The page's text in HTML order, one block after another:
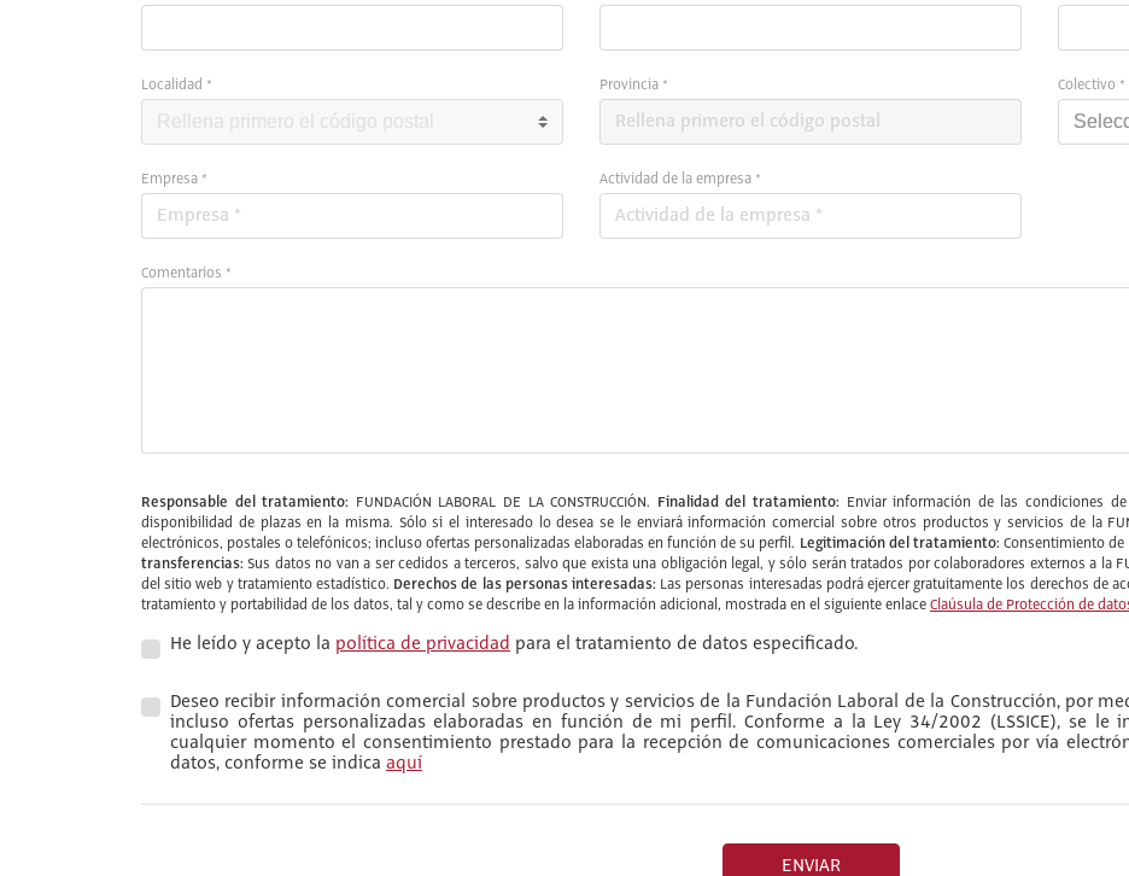
Localidad * Provincia * Colectivo *
Empresa * Actividad de la empresa *
Comentarios *
Responsable del tratamiento: FUNDACIÓN LABORAL DE LA CONSTRUCCIÓN. Finalidad del tratamiento: Enviar información de las condiciones
disponibilidad de plazas en la misma. Sólo si el interesado lo desea se le enviará información comercial sobre otros productos y servicios de la
electrónicos, postales o telefónicos; incluso ofertas personalizadas elaboradas en función de su perfil. Legitimación del tratamiento: Consentimiento de
transferencias: Sus datos no van a ser cedidos a terceros, salvo que exista una obligación legal, y sólo serán tratados por colaboradores externos a la
del sitio web y tratamiento estadístico. Derechos de las personas interesadas: Las personas interesadas podrá ejercer gratuitamente los derechos de
tratamiento y portabilidad de los datos, tal y como se describe en la información adicional, mostrada en el siguiente enlace Claúsula de Protección de
He leído y acepto la política de privacidad para el tratamiento de datos especificado.
Deseo recibir información comercial sobre productos y servicios de la Fundación Laboral de la Construcción, por
incluso ofertas personalizadas elaboradas en función de mi perfil. Conforme a la Ley 34/2002 (LSSICE), se le
cualquier momento el consentimiento prestado para la recepción de comunicaciones comerciales por vía
datos, conforme se indica aquí
ENVIAR